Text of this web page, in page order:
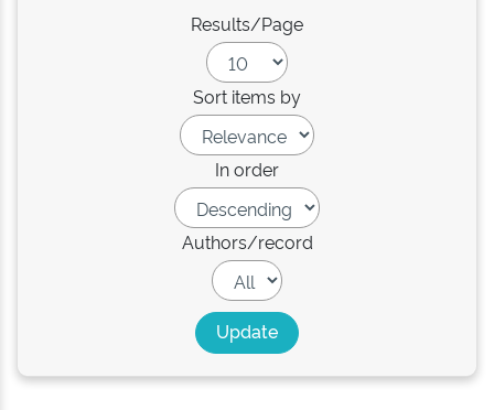
Results/Page
Sort items by
In order
Authors/record